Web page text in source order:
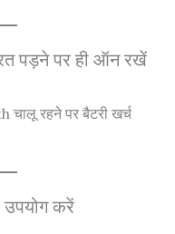
पड़ने पर ही ऑन रखें
रहने पर बैटरी खर्च
करें